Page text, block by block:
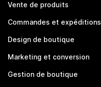
Vente de produits
Commandes et expéditions
Design de boutique
Marketing et conversion
Gestion de boutique